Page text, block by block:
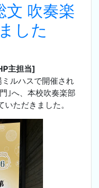
吹奏楽
した
主担当]
ルハスで開催され
｣へ、本校吹奏楽部
ただきました。